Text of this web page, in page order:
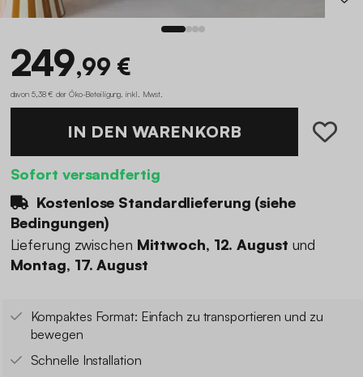
249,99 €
davon 5,38 € der Öko-Beteiligung inkl. Mwst.
IN DEN WARENKORB
Sofort versandfertig
Kostenlose Standardlieferung (siehe
Bedingungen)
Lieferung zwischen Mittwoch, 12. August und
Montag, 17. August
Kompaktes Format: Einfach zu transportieren und zu
bewegen
Schnelle Installation